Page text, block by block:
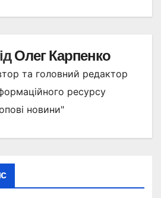
Олег Карпенко
та головний редактор
ресурсу
новини"